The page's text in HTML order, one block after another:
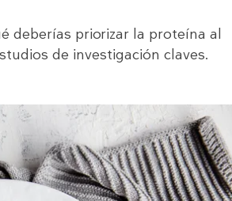
deberías priorizar la proteína al
de investigación claves.